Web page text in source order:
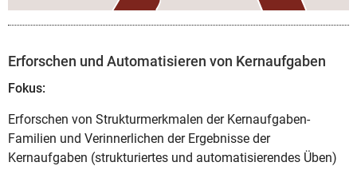
Erforschen und Automatisieren von Kernaufgaben
Fokus:
Erforschen von Strukturmerkmalen der Kernaufgaben-
Familien und Verinnerlichen der Ergebnisse der
Kernaufgaben (strukturiertes und automatisierendes Üben)